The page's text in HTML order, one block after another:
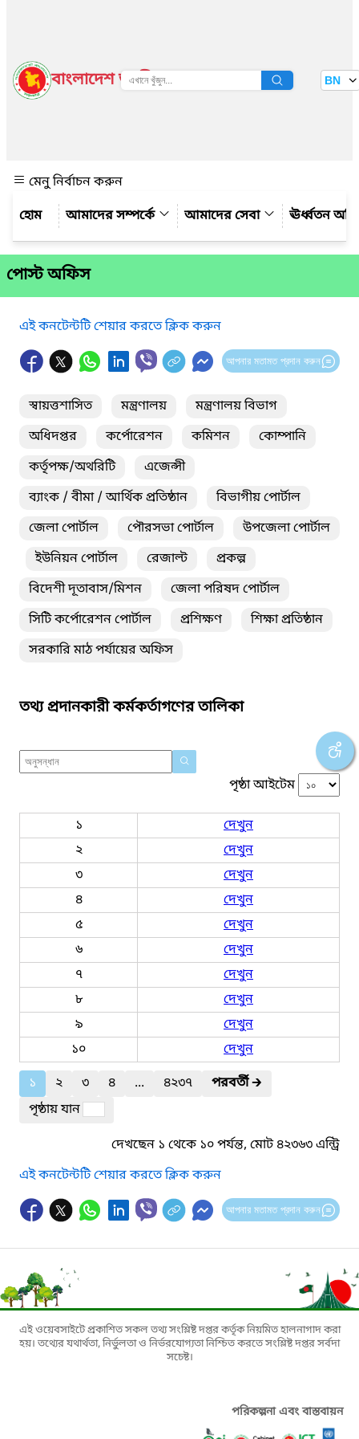
বাংলাদেশ জাতীয় তথ্য বাতায়ন BN
মেনু নির্বাচন করুন
আমাদের সম্পর্কে
আমাদের সেবা ঊর্ধ্বতন
পোস্ট অফিস
এই কনটেন্টটি শেয়ার করতে ক্লিক করুন
আপনার মতামত প্রদান করুন
স্বায়ত্তশাসিত মন্ত্রণালয়
মন্ত্রণালয় বিভাগ
অধিদপ্তর
কর্পোরেশন কমিশন
কোম্পানি
কর্তৃপক্ষ/অথরিটি
এজেন্সী
ব্যাংক / বীমা / আর্থিক প্রতিষ্ঠান
বিভাগীয় পোর্টাল
জেলা পোর্টাল
পৌরসভা পোর্টাল
উপজেলা পোর্টাল
ইউনিয়ন পোর্টাল
রেজাল্ট
প্রকল্প
বিদেশী দূতাবাস/মিশন
জেলা পরিষদ পোর্টাল
সিটি কর্পোরেশন পোর্টাল
প্রশিক্ষণ
শিক্ষা প্রতিষ্ঠান
সরকারি মাঠ পর্যায়ের অফিস
তথ্য প্রদানকারী কর্মকর্তাগণের তালিকা
পৃষ্ঠা আইটেম
১
দেখুন
২
দেখুন
৩
দেখুন
৪
দেখুন
৫
দেখুন
৬
দেখুন
৭
দেখুন
৮
দেখুন
৯
দেখুন
১০
দেখুন
১
২ ৩ ৪ ... ৪২৩৭ পরবর্তী🡲
পৃষ্ঠায় যান
দেখছেন ১ থেকে ১০ পর্যন্ত, মোট ৪২৩৬৩ এন্ট্রি
এই কনটেন্টটি শেয়ার করতে ক্লিক করুন
আপনার মতামত প্রদান করুন
এই ওয়েবসাইটে প্রকাশিত সকল তথ্য সংশ্লিষ্ট দপ্তর কর্তৃক নিয়মিত হালনাগাদ করা
হয়। তথ্যের যথার্থতা, নির্ভুলতা ও নির্ভরযোগ্যতা নিশ্চিত করতে সংশ্লিষ্ট দপ্তর সর্বদা
সচেষ্ট।
পরিকল্পনা এবং বাস্তবায়ন